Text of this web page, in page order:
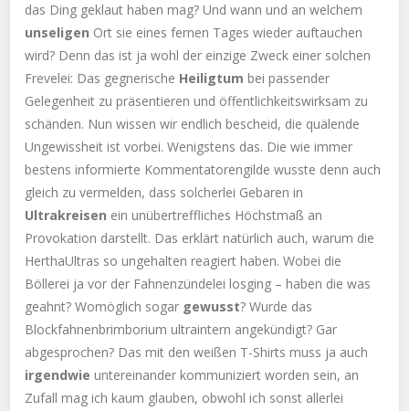
das Ding geklaut haben mag? Und wann und an welchem
unseligen Ort sie eines fernen Tages wieder auftauchen
wird? Denn das ist ja wohl der einzige Zweck einer solchen
Frevelei: Das gegnerische Heiligtumbei passender
Gelegenheit zu präsentieren und öffentlichkeitswirksam zu
schänden. Nun wissen wir endlich bescheid, die quälende
Ungewissheit ist vorbei. Wenigstens das. Die wie immer
bestens informierte Kommentatorengilde wusste denn auch
gleich zu vermelden, dass solcherlei Gebaren in
Ultrakreisen ein unübertreffliches Höchstmaß an
Provokation darstellt. Das erklärt natürlich auch, warum die
HerthaUltras so ungehalten reagiert haben. Wobei die
Böllerei ja vor der Fahnenzündelei losging – haben die was
geahnt? Womöglich sogar gewusst? Wurde das
Blockfahnenbrimborium ultraintern angekündigt? Gar
abgesprochen? Das mit den weißen T-Shirts muss ja auch
irgendwieuntereinander kommuniziert worden sein, an
Zufall mag ich kaum glauben, obwohl ich sonst allerlei